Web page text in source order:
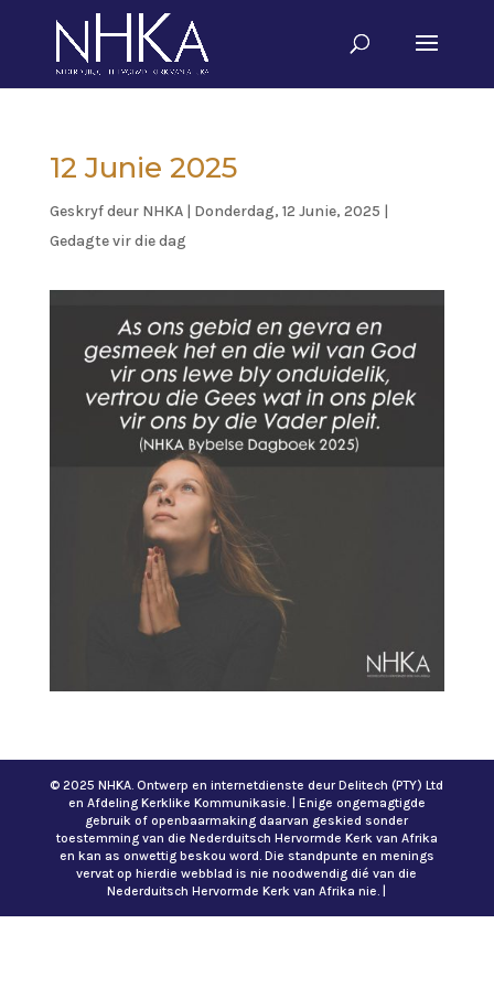
12 Junie 2025
Geskryf deur NHKA| Donderdag, 12 Junie, 2025 |
Gedagte vir die dag
© 2025 NHKA. Ontwerp en internetdienste deur Delitech (PTY) Ltd
en Afdeling Kerklike Kommunikasie. | Enige ongemagtigde
gebruik of openbaarmaking daarvan geskied sonder
toestemming van die Nederduitsch Hervormde Kerk van Afrika
en kan as onwettig beskou word. Die standpunte en menings
vervat op hierdie webblad is nie noodwendig dié van die
Nederduitsch Hervormde Kerk van Afrika nie. |